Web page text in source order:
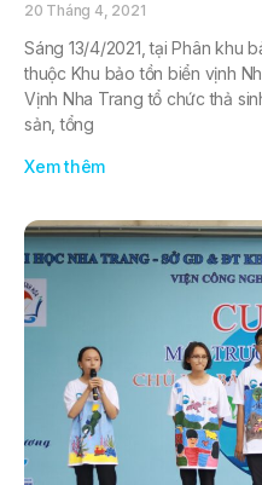
20 Tháng 4, 2021
Sáng 13/4/2021, tại Phân khu
thuộc Khu bảo tồn biển vịnh
Vịnh Nha Trang tổ chức thả
sản, tổng
Xem thêm